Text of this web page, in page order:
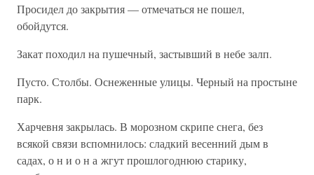
Просидел до закрытия — отмечаться не пошел,
обойдутся.
Закат походил на пушечный, застывший в небе залп.
Пусто. Столбы. Оснеженные улицы. Черный на простыне
парк.
Харчевня закрылась. В морозном скрипе снега, без
всякой связи вспомнилось: сладкий весенний дым в
садах, о н и о н а жгут прошлогоднюю старику,